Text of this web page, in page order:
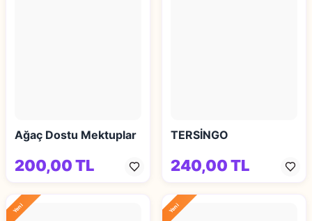
Ağaç Dostu Mektuplar
200,00 TL
TERSİNGO
240,00 TL
Yeni Yeni